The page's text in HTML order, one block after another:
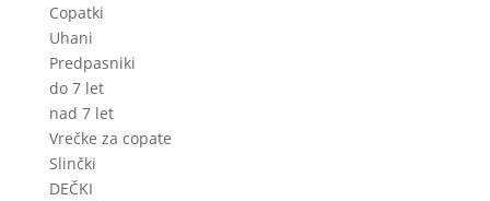
Copatki
Uhani
Predpasniki
do 7 let
nad 7 let
Vrečke za copate
Slinčki
DEČKI